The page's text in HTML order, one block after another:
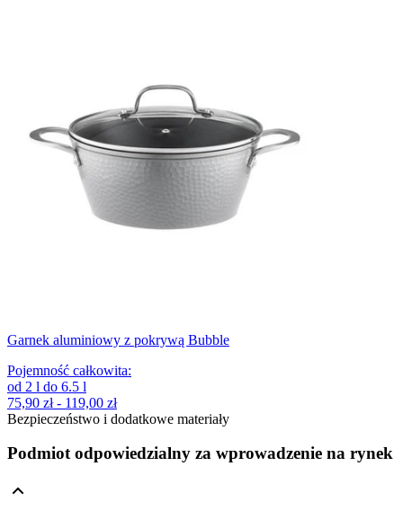
Garnek aluminiowy z pokrywą Bubble
Pojemność całkowita:
od 2 l do 6.5 l
75,90 zł - 119,00 zł
Bezpieczeństwo i dodatkowe materiały
Podmiot odpowiedzialny za wprowadzenie na rynek